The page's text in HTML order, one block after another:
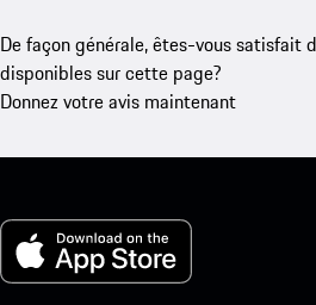
De façon générale, êtes-vous satisfait
disponibles sur cette page?
Donnez votre avis maintenant